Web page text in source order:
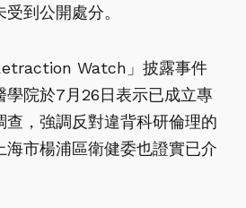
到公開處分。
Watch」披露事件
學院於7月26日表示已成立專
查，強調反對違背科研倫理的
海市楊浦區衛健委也證實已介